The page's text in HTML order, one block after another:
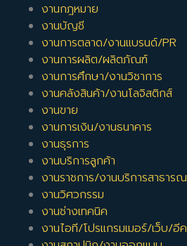
งานกฎหมาย
งานบัญชี
งานการตลาด/งานแบรนด์/PR
งานการผลิต/ผลิตภัณฑ์
งานการศึกษา/งานวิชาการ
งานคลังสินค้า/งานโลจิสติกส์
งานขาย
งานการเงิน/งานธนาคาร
งานธุรการ
งานบริการลูกค้า
งานราชการ/งานบริการสาธาร
งานวิศวกรรม
งานช่างเทคนิค
งานไอที/โปรแกรมเมอร์/เว็บ/อี